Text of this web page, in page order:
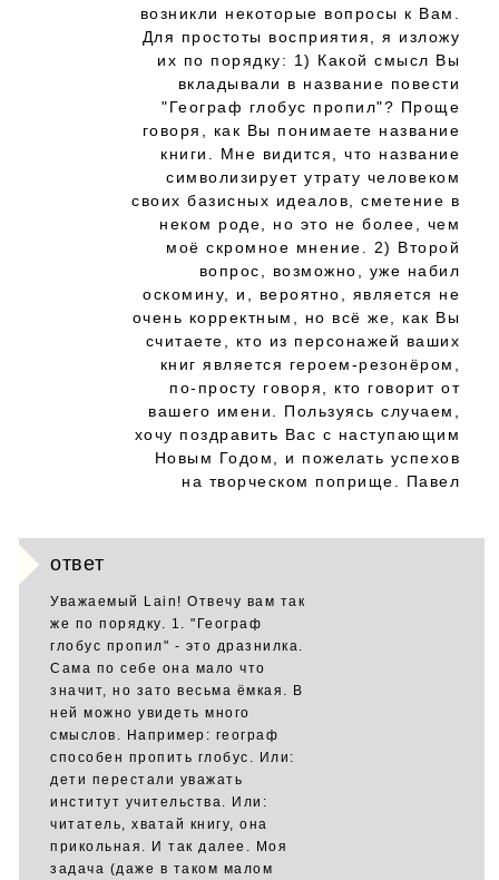
возникли некоторые вопросы к Вам.
Для простоты восприятия, я изложу
их по порядку: 1) Какой смысл Вы
вкладывали в название повести
"Географ глобус пропил"? Проще
говоря, как Вы понимаете название
книги. Мне видится, что название
символизирует утрату человеком
своих базисных идеалов, сметение в
неком роде, но это не более, чем
моё скромное мнение. 2) Второй
вопрос, возможно, уже набил
оскомину, и, вероятно, является не
очень корректным, но всё же, как Вы
считаете, кто из персонажей ваших
книг является героем-резонёром,
по-просту говоря, кто говорит от
вашего имени. Пользуясь случаем,
хочу поздравить Вас с наступающим
Новым Годом, и пожелать успехов
на творческом поприще. Павел
ответ
Уважаемый Lain! Отвечу вам так
же по порядку. 1. "Географ
глобус пропил" - это дразнилка.
Сама по себе она мало что
значит, но зато весьма ёмкая. В
ней можно увидеть много
смыслов. Например: географ
способен пропить глобус. Или:
дети перестали уважать
институт учительства. Или:
читатель, хватай книгу, она
прикольная. И так далее. Моя
задача (даже в таком малом